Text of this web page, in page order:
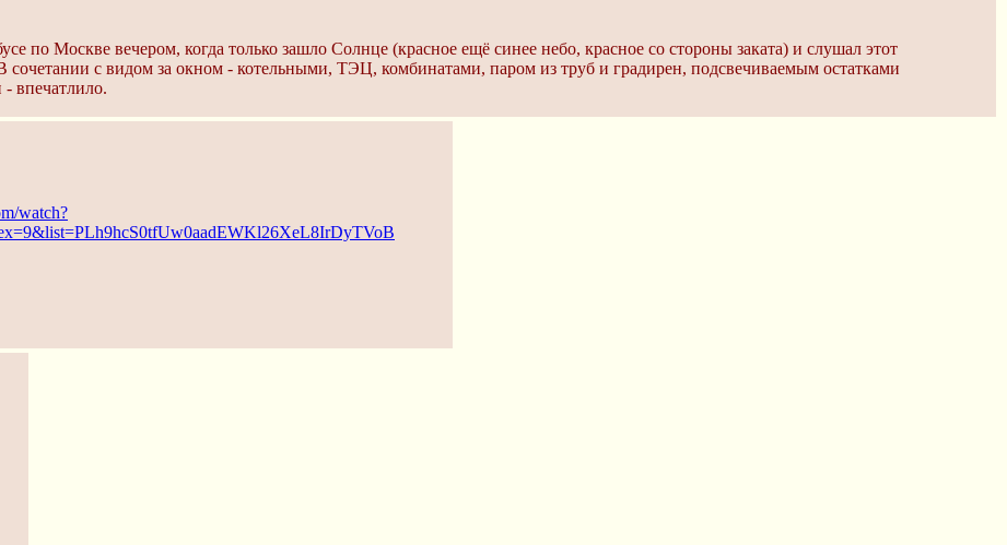
по Москве вечером, когда только зашло Солнце (красное ещё синее небо, красное со стороны заката) и слушал этот
сочетании с видом за окном - котельными, ТЭЦ, комбинатами, паром из труб и градирен, подсвечиваемым остатками
впечатлило.
watch?